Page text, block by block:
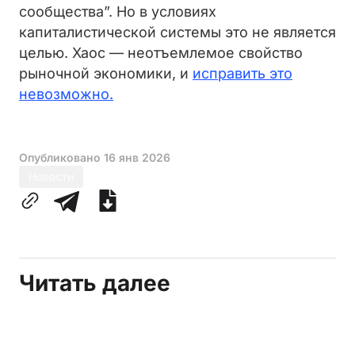
сообщества”. Но в условиях
капиталистической системы это не является
целью. Хаос — неотъемлемое свойство
рыночной экономики, и исправить это
невозможно.
Опубликовано 16 янв 2026
Читать далее